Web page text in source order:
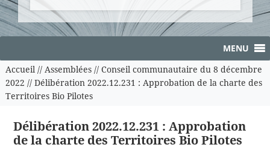
MENU
Accueil// Assemblées// Conseil communautaire du 8 décembre
2022 // Délibération 2022.12.231 : Approbation de la charte des
Territoires Bio Pilotes
Délibération 2022.12.231 : Approbation
de la charte des Territoires Bio Pilotes